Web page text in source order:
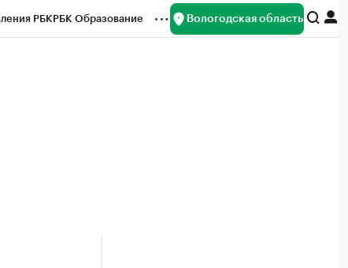
РБКРБК Образование Вологодская область